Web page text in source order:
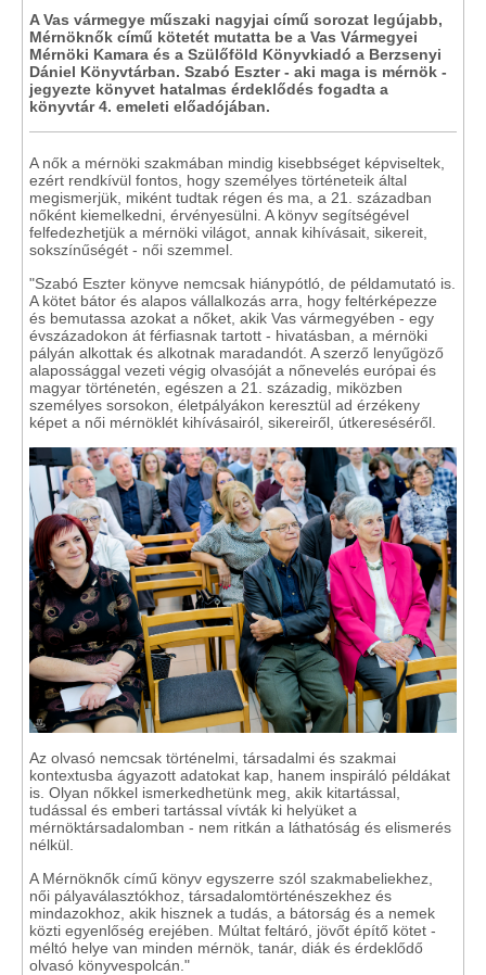
A Vas vármegye műszaki nagyjai című sorozat legújabb,
Mérnöknők című kötetét mutatta be a Vas Vármegyei
Mérnöki Kamara és a Szülőföld Könyvkiadó a Berzsenyi
Dániel Könyvtárban. Szabó Eszter - aki maga is mérnök -
jegyezte könyvet hatalmas érdeklődés fogadta a
könyvtár 4. emeleti előadójában.
A nők a mérnöki szakmában mindig kisebbséget képviseltek,
ezért rendkívül fontos, hogy személyes történeteik által
megismerjük, miként tudtak régen és ma, a 21. században
nőként kiemelkedni, érvényesülni. A könyv segítségével
felfedezhetjük a mérnöki világot, annak kihívásait, sikereit,
sokszínűségét - női szemmel.
"Szabó Eszter könyve nemcsak hiánypótló, de példamutató is.
A kötet bátor és alapos vállalkozás arra, hogy feltérképezze
és bemutassa azokat a nőket, akik Vas vármegyében - egy
évszázadokon át férfiasnak tartott - hivatásban, a mérnöki
pályán alkottak és alkotnak maradandót. A szerző lenyűgöző
alapossággal vezeti végig olvasóját a nőnevelés európai és
magyar történetén, egészen a 21. századig, miközben
személyes sorsokon, életpályákon keresztül ad érzékeny
képet a női mérnöklét kihívásairól, sikereiről, útkereséséről.
Az olvasó nemcsak történelmi, társadalmi és szakmai
kontextusba ágyazott adatokat kap, hanem inspiráló példákat
is. Olyan nőkkel ismerkedhetünk meg, akik kitartással,
tudással és emberi tartással vívták ki helyüket a
mérnöktársadalomban - nem ritkán a láthatóság és elismerés
nélkül.
A Mérnöknők című könyv egyszerre szól szakmabeliekhez,
női pályaválasztókhoz, társadalomtörténészekhez és
mindazokhoz, akik hisznek a tudás, a bátorság és a nemek
közti egyenlőség erejében. Múltat feltáró, jövőt építő kötet -
méltó helye van minden mérnök, tanár, diák és érdeklődő
olvasó könyvespolcán."